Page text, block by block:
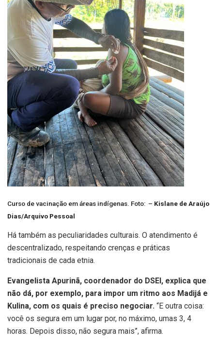
Curso de vacinação em áreas indígenas. Foto: – Kislane de Araújo
Dias/Arquivo Pessoal
Há também as peculiaridades culturais. O atendimento é
descentralizado, respeitando crenças e práticas
tradicionais de cada etnia.
Evangelista Apurinã, coordenador do DSEI, explica que
não dá, por exemplo, para impor um ritmo aos Madijá e
Kulina, com os quais é preciso negociar. “E outra coisa:
você os segura em um lugar por, no máximo, umas 3, 4
horas. Depois disso, não segura mais”, afirma.